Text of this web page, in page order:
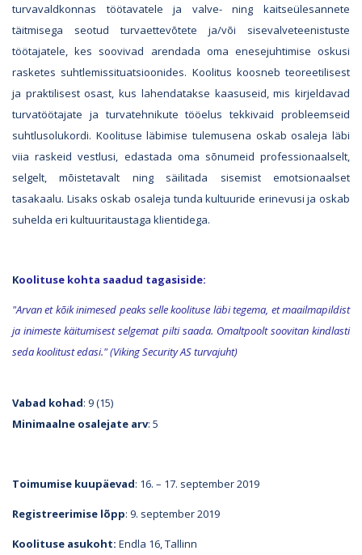
turvavaldkonnas töötavatele ja valve- ning kaitseülesannete
täitmisega seotud turvaettevõtete ja/või sisevalveteenistuste
töötajatele, kes soovivad arendada oma enesejuhtimise oskusi
rasketes suhtlemissituatsioonides. Koolitus koosneb teoreetilisest
ja praktilisest osast, kus lahendatakse kaasuseid, mis kirjeldavad
turvatöötajate ja turvatehnikute tööelus tekkivaid probleemseid
suhtlusolukordi. Koolituse läbimise tulemusena oskab osaleja läbi
viia raskeid vestlusi, edastada oma sõnumeid professionaalselt,
selgelt, mõistetavalt ning säilitada sisemist emotsionaalset
tasakaalu. Lisaks oskab osaleja tunda kultuuride erinevusi ja oskab
suhelda eri kultuuritaustaga klientidega.
Koolituse kohta saadud tagasiside:
"Arvan et kõik inimesed peaks selle koolituse läbi tegema, et maailmapildist
ja inimeste käitumisest selgemat pilti saada. Omaltpoolt soovitan kindlasti
seda koolitust edasi." (Viking Security AS turvajuht)
Vabad kohad: 9 (15)
Minimaalne osalejate arv: 5
Toimumise kuupäevad: 16. – 17. september 2019
Registreerimise lõpp: 9. september 2019
Koolituse asukoht: Endla 16, Tallinn